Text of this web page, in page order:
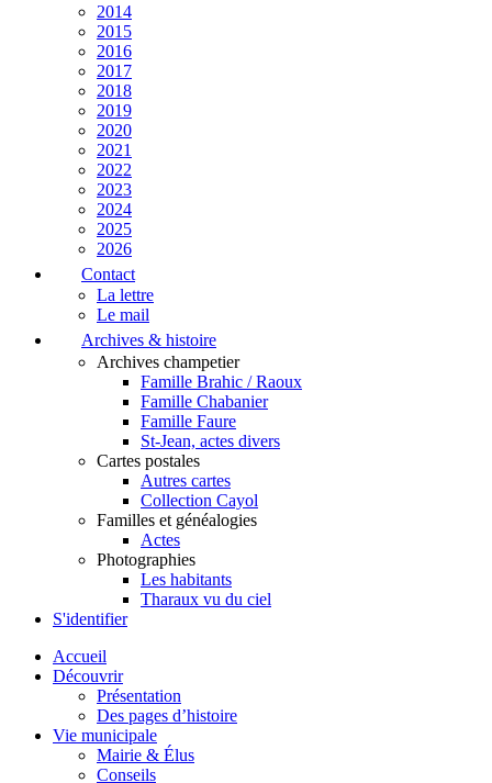
2014
2015
2016
2017
2018
2019
2020
2021
2022
2023
2024
2025
2026
Contact
La lettre
Le mail
Archives & histoire
Archives champetier
Famille Brahic / Raoux
Famille Chabanier
Famille Faure
St-Jean, actes divers
Cartes postales
Autres cartes
Collection Cayol
Familles et généalogies
Actes
Photographies
Les habitants
Tharaux vu du ciel
S'identifier
Accueil
Découvrir
Présentation
Des pages d’histoire
Vie municipale
Mairie & Élus
Conseils